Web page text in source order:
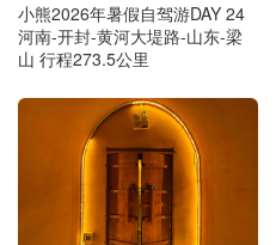
小熊2026年暑假自驾游DAY 24
河南-开封-黄河大堤路-山东-梁
山 行程273.5公里